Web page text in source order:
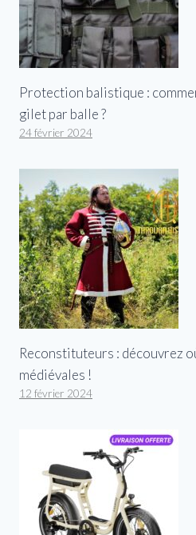
Protection balistique :
gilet par balle ?
24 février 2024
Reconstituteurs : découvrez
médiévales !
12 février 2024